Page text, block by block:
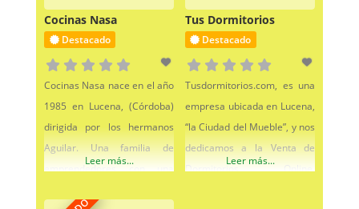
smartphones, tablets,
informática, etc… Un gran
bazar donde encontrar lo
que necesites o lo quieras
vender, porque si no lo
utilizas te lo compramos.
Tenemos artículos de jardín,
como pueden ser Mesas de
Comedor, Mesas de centro,
Mesas de bar, etc. También
tenemos precios especiales
para el que está montando
Cocinas Nasa
Destacado
Cocinas Nasa nace en el año
1985 en Lucena, (Córdoba)
dirigida por los hermanos
Aguilar. Una familia de
emprendedores con una
Leer más...
Tus Dormitorios
Destacado
Tusdormitorios.com, es una
empresa ubicada en Lucena,
“la Ciudad del Mueble”, y nos
dedicamos a la Venta de
Dormitorios Online.
Leer más...